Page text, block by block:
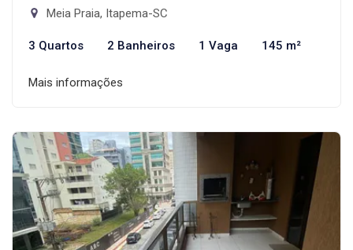
Meia Praia, Itapema-SC
3 Quartos 2 Banheiros 1 Vaga 145 m²
Mais informações